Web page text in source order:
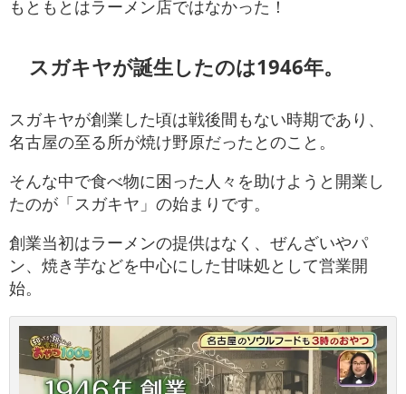
もともとはラーメン店ではなかった！
スガキヤが誕生したのは1946年。
スガキヤが創業した頃は戦後間もない時期であり、
名古屋の至る所が焼け野原だったとのこと。
そんな中で食べ物に困った人々を助けようと開業し
たのが「スガキヤ」の始まりです。
創業当初はラーメンの提供はなく、ぜんざいやパ
ン、焼き芋などを中心にした甘味処として営業開
始。